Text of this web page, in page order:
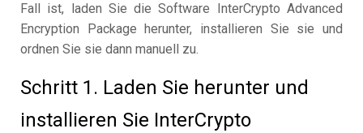
Fall ist, laden Sie die Software InterCrypto Advanced
Encryption Package herunter, installieren Sie sie und
ordnen Sie sie dann manuell zu.
Schritt 1. Laden Sie herunter und
installieren Sie InterCrypto